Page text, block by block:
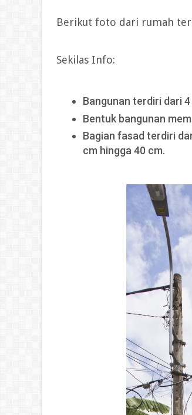
Berikut foto dari rumah
Sekilas Info:
Bangunan terdiri dari
Bentuk bangunan
Bagian fasad terdiri
cm hingga 40 cm.